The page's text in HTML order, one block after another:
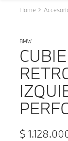
BMW
$ 1.128.